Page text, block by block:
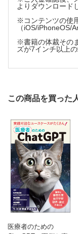
股関節の外旋
股関節の内旋
股関節屈曲位か
膝
膝関節の屈曲
足関節の背屈と
足の内がえし
足趾
中足趾節（MP
遠位趾節間（
中足趾節（MP
足趾の外転
足趾の内転
体幹，その他
頸部
よりダウンロード
※コンテンツの使
（iOS/iPhoneOS/
※書籍の体裁その
ズが7インチ以上
この商品を買った
医療者のための